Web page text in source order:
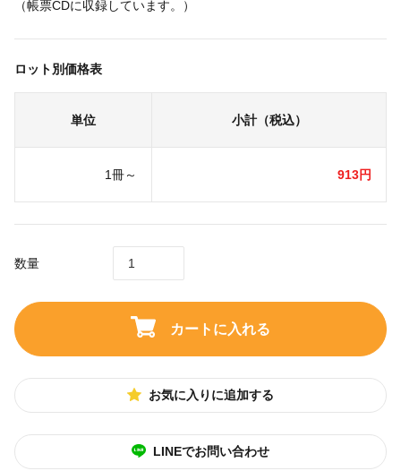
（帳票CDに収録しています。）
ロット別価格表
単位 小計（税込）
1冊～ 913円
数量
カートに入れる
お気に入りに追加する
LINEでお問い合わせ